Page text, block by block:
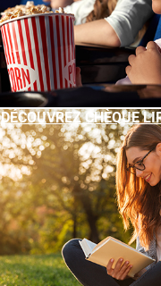
DÉCOUVREZ CHÈQUE